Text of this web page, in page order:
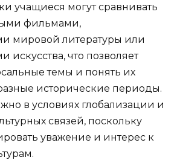
учащиеся могут сравнивать
фильмами,
мировой литературы или
искусства, что позволяет
темы и понять их
исторические периоды.
в условиях глобализации и
связей, поскольку
уважение и интерес к